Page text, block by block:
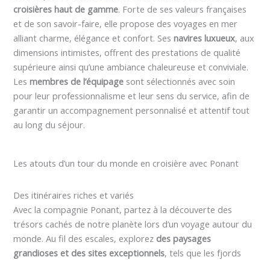
croisières haut de gamme. Forte de ses valeurs françaises
et de son savoir-faire, elle propose des voyages en mer
alliant charme, élégance et confort. Sesnavires luxueux, aux
dimensions intimistes, offrent des prestations de qualité
supérieure ainsi qu’une ambiance chaleureuse et conviviale.
Lesmembres de l’équipage sont sélectionnés avec soin
pour leur professionnalisme et leur sens du service, afin de
garantir un accompagnement personnalisé et attentif tout
au long du séjour.
Les atouts d’un tour du monde en croisière avec Ponant
Des itinéraires riches et variés
Avec la compagnie Ponant, partez à la découverte des
trésors cachés de notre planète lors d’un voyage autour du
monde. Au fil des escales, explorez des paysages
grandioses et des sites exceptionnels, tels que les fjords